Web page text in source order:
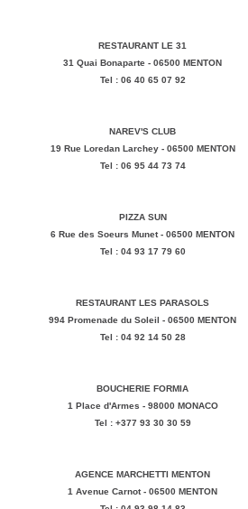
RESTAURANT LE 31
31 Quai Bonaparte - 06500 MENTON
Tel : 06 40 65 07 92
NAREV'S CLUB
19 Rue Loredan Larchey - 06500 MENTON
Tel : 06 95 44 73 74
PIZZA SUN
6 Rue des Soeurs Munet - 06500 MENTON
Tel : 04 93 17 79 60
RESTAURANT LES PARASOLS
994 Promenade du Soleil - 06500 MENTON
Tel : 04 92 14 50 28
BOUCHERIE FORMIA
1 Place d'Armes - 98000 MONACO
Tel : +377 93 30 30 59
AGENCE MARCHETTI MENTON
1 Avenue Carnot - 06500 MENTON